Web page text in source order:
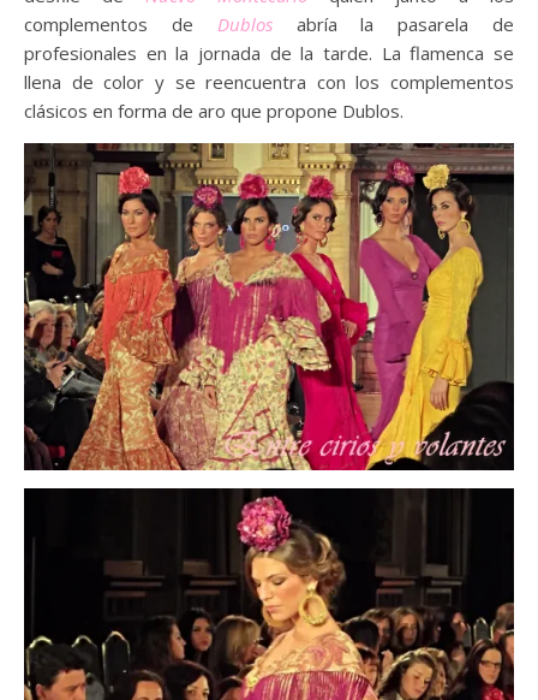
complementos de Dublosabría la pasarela de
profesionales en la jornada de la tarde. La flamenca se
llena de color y se reencuentra con los complementos
clásicos en forma de aro que propone Dublos.